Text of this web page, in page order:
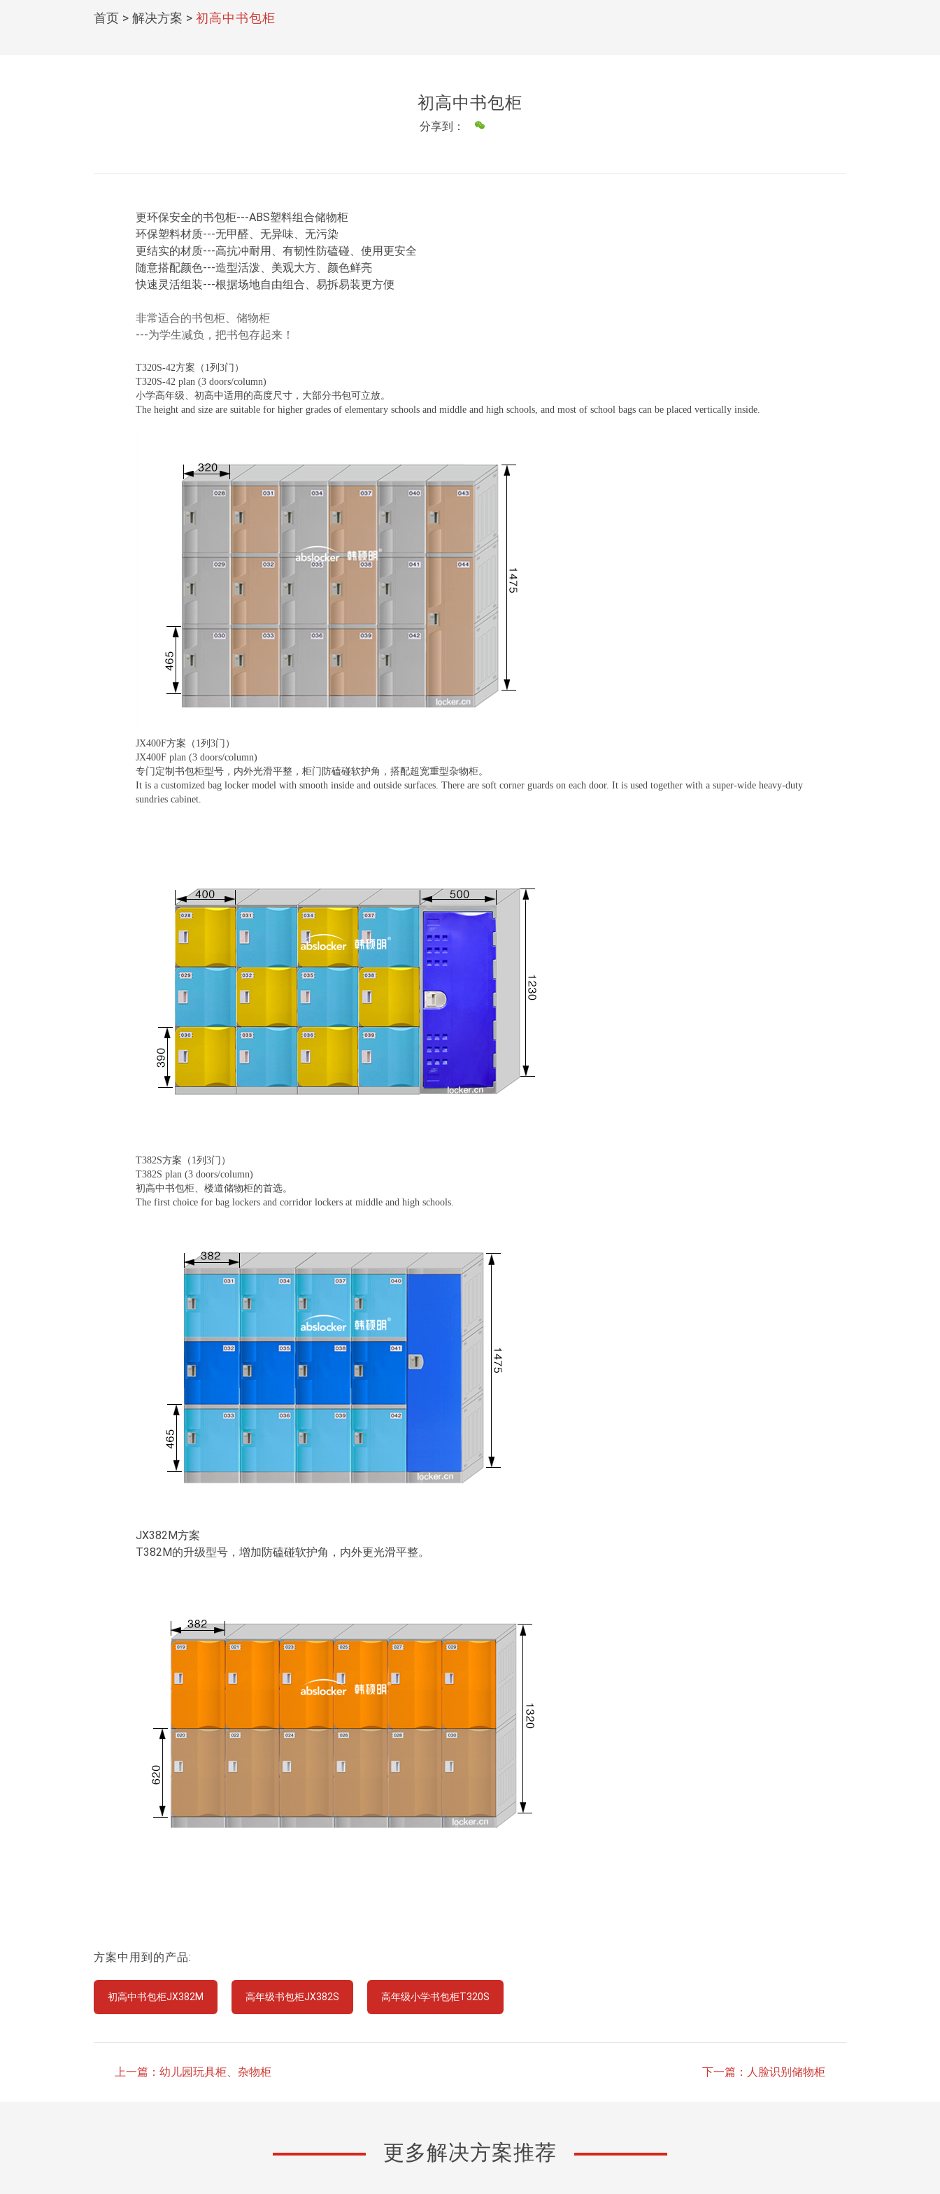
首页 > 解决方案 > 初高中书包柜
初高中书包柜
分享到：
更环保安全的书包柜---ABS塑料组合储物柜
环保塑料材质---无甲醛、无异味、无污染
更结实的材质---高抗冲耐用、有韧性防磕碰、使用更安全
随意搭配颜色---造型活泼、美观大方、颜色鲜亮
快速灵活组装---根据场地自由组合、易拆易装更方便
非常适合的书包柜、储物柜
---为学生减负，把书包存起来！
T320S-42方案（1列3门）
T320S-42 plan (3 doors/column)
小学高年级、初高中适用的高度尺寸，大部分书包可立放。
The height and size are suitable for higher grades of elementary schools and middle and high schools, and most of school bags can be placed vertically inside.
JX400F方案（1列3门）
JX400F plan (3 doors/column)
专门定制书包柜型号，内外光滑平整，柜门防磕碰软护角，搭配超宽重型杂物柜。
It is a customized bag locker model with smooth inside and outside surfaces. There are soft corner guards on each door. It is used together with a super-wide heavy-duty
sundries cabinet.
T382S方案（1列3门）
T382S plan (3 doors/column)
初高中书包柜、楼道储物柜的首选。
The first choice for bag lockers and corridor lockers at middle and high schools.
JX382M方案
T382M的升级型号，增加防磕碰软护角，内外更光滑平整。
方案中用到的产品:
初高中书包柜JX382M 高年级书包柜JX382S 高年级小学书包柜T320S
上一篇：幼儿园玩具柜、杂物柜 下一篇：人脸识别储物柜
更多解决方案推荐